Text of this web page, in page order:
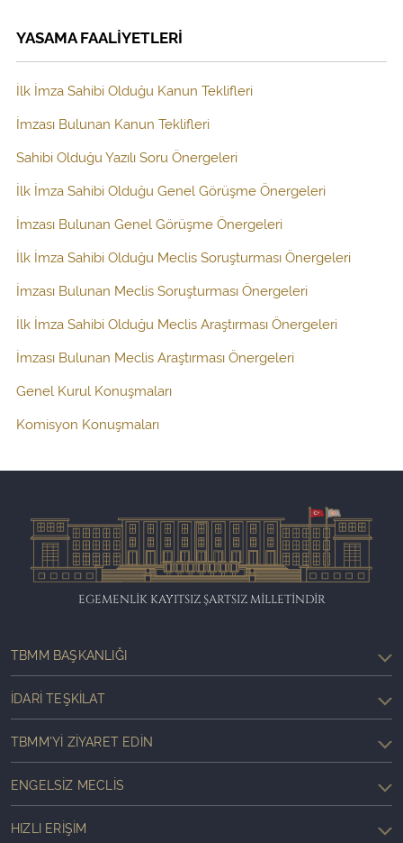
YASAMA FAALİYETLERİ
İlk İmza Sahibi Olduğu Kanun Teklifleri
İmzası Bulunan Kanun Teklifleri
Sahibi Olduğu Yazılı Soru Önergeleri
İlk İmza Sahibi Olduğu Genel Görüşme Önergeleri
İmzası Bulunan Genel Görüşme Önergeleri
İlk İmza Sahibi Olduğu Meclis Soruşturması Önergeleri
İmzası Bulunan Meclis Soruşturması Önergeleri
İlk İmza Sahibi Olduğu Meclis Araştırması Önergeleri
İmzası Bulunan Meclis Araştırması Önergeleri
Genel Kurul Konuşmaları
Komisyon Konuşmaları
EGEMENLİK KAYITSIZ ŞARTSIZ MİLLETİNDİR
TBMM BAŞKANLIĞI
İDARI TEŞKILAT
TBMM'YI ZIYARET EDIN
ENGELSIZ MECLIS
HIZLI ERIŞIM